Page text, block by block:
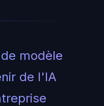
modèle
de l'IA